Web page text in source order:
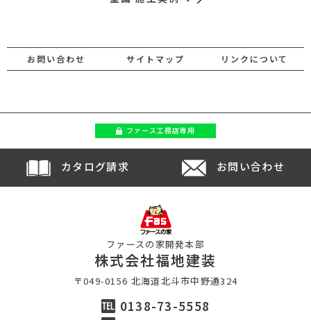
お問い合わせ サイトマップ リンクについて
ファース工務店専用
カタログ請求 お問い合わせ
ファースの家開発本部
株式会社福地建装
〒049-0156 北海道北斗市中野通324
0138-73-5558